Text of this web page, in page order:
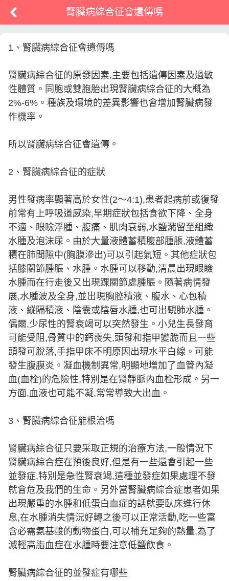
腎臟病綜合征會遺傳嗎
1、腎臟病綜合征會遺傳嗎
腎臟病綜合征的原發因素,主要包括遺傳因素及過敏
性體質。同胞或雙胞胎出現腎臟病綜合征的大概為
2%-6%。種族及環境的差異影響也會增加腎臟病發
作機率。
所以腎臟病綜合征會遺傳。
2、腎臟病綜合征的症狀
男性發病率顯著高於女性(2～4:1),患者起病前或復發
前常有上呼吸道感染,早期症狀包括食欲下降、全身
不適、眼瞼浮腫、腹痛、肌肉衰弱,水鹽瀦留至組織
水腫及泡沫尿。由於大量液體蓄積腹部腫脹,液體蓄
積在肺間隙中(胸膜滲出)可以引起氣短。其他症狀包
括膝關節腫脹、水腫。水腫可以移動,清晨出現眼瞼
水腫而在行走後又出現踝關節處腫脹。隨著病情發
展,水腫波及全身,並出現胸腔積液、腹水、心包積
液、縱隔積液、陰囊或陰唇水腫,也可出覡肺水腫。
偶爾,少尿性的腎衰竭可以突然發生。小兒生長發育
可能受阻,骨質中的鈣喪失,頭發和指甲變脆而且一些
頭發可脫落,手指甲床不明原因出現水平白線。可能
發生腹膜炎。凝血機制異常,明顯地增加了血管內凝
血(血栓)的危險性,特別是在腎靜脈內血栓形成。另一
方面,血液也可能不凝,常常導致大出血。
3、腎臟病綜合征能根治嗎
腎臟病綜合征只要采取正規的治療方法,一般情況下
腎臟病綜合症在預後良好,但是有一些還會引起一些
並發症,特別是急性腎衰竭,這種並發症如果處理不發
就會危及我們的生命。另外當腎臟病綜合症患者如果
出現嚴重的水腫和低蛋白血症的話就要臥床進行休
息,在水腫消失情況好轉之後可以正常活動,吃一些富
含必需氨基酸的動物蛋白,可以補充足夠的熱量,為了
減輕高脂血症在水腫時要注意低鹽飲食。
腎臟病綜合征的並發症有哪些